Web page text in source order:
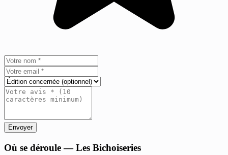
Envoyer
Où se déroule — Les Bichoiseries